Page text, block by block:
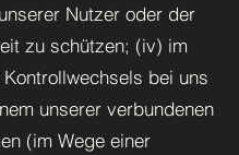
Nutzer oder der
zu schützen; (iv) im
Kontrollwechsels bei uns
unserer verbundenen
(im Wege einer